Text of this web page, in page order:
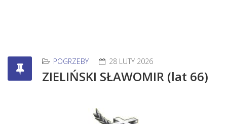
POGRZEBY 28 LUTY 2026
ZIELIŃSKI SŁAWOMIR (lat 66)